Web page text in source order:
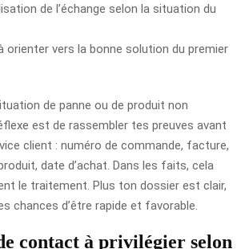
de l’échange selon la situation du
orienter vers la bonne solution du premier
de panne ou de produit non
est de rassembler tes preuves avant
client : numéro de commande, facture,
date d’achat. Dans les faits, cela
le traitement. Plus ton dossier est clair,
chances d’être rapide et favorable.
contact à privilégier selon